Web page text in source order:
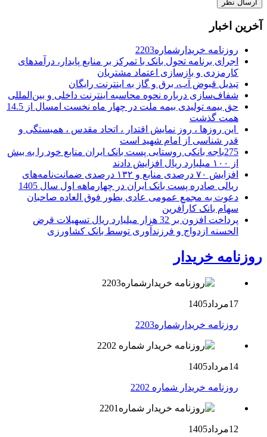
آخرین اخبار
روزنامه خریدارشماره2203
اجرای برنامه تحول بانک با تمرکز بر منابع پایدار، درآمدهای
کارمزدی و بازسازی اعتماد مشتریان
تبدیل قبوض آب، برق و گاز به اینترنت رایگان
شفاف‌سازی درباره نحوه محاسبه اینترنت داخلی و بین‌المللی
حق بیمه تولیدی بیمه ملت در چهار ماه نخست امسال از 14.5
همت گذشت
این روزها ، روز نمایش اقتدار ، اتحاد مقدس ، همبستگی و
قدر شناسی از امام شهید است
275باجه بانکی روستایی پست بانک ایران منابع خود را به بیش
از ۱۰۰ میلیارد ریال افزایش دادند
افزایش ۷۰ درصدی منابع و ۱۳۲ درصدی ضمانت‌نامه‌های
ریالی صادره پست بانک ایران در چهارماهه اول سال 1405
دعوت به مجمع عمومی عادی بطور فوق العاده صاحبان
سهام بانک کارآفرین
پرداخت افزون بر 32 هزار میلیارد ریال تسهیلات قرض
الحسنه ازدواج و فرزندآوری توسط بانک کشاورزی
روزنامه خریدار
17مرداد1405
روزنامه خریدارشماره2203
14مرداد1405
روزنامه خریدار شماره 2202
12مرداد1405